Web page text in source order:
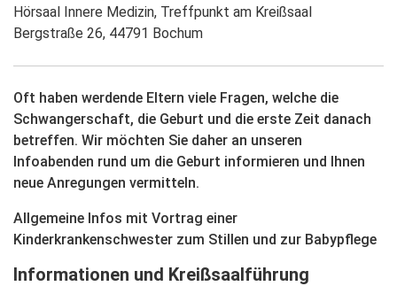
Hörsaal Innere Medizin, Treffpunkt am Kreißsaal
Bergstraße 26, 44791 Bochum
Oft haben werdende Eltern viele Fragen, welche die
Schwangerschaft, die Geburt und die erste Zeit danach
betreffen. Wir möchten Sie daher an unseren
Infoabenden rund um die Geburt informieren und Ihnen
neue Anregungen vermitteln.
Allgemeine Infos mit Vortrag einer
Kinderkrankenschwester zum Stillen und zur Babypflege
Informationen und Kreißsaalführung